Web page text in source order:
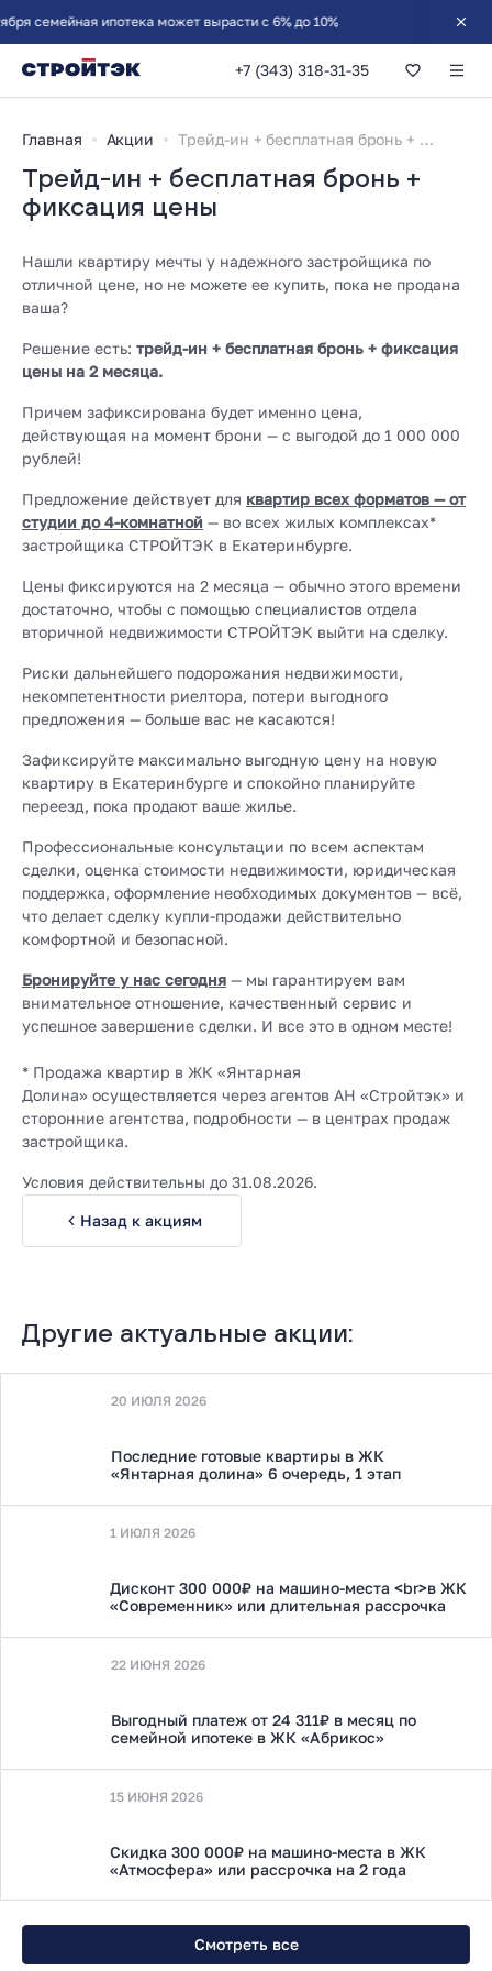
ипотека может вырасти с 6% до 10%
+7 (343) 318-31-35
Главная Акции Трейд-ин + бесплатная бронь + фиксация цены
Трейд-ин + бесплатная бронь +
фиксация цены
Нашли квартиру мечты у надежного застройщика по
отличной цене, но не можете ее купить, пока не продана
ваша?
Решение есть: трейд-ин + бесплатная бронь + фиксация
цены на 2 месяца.
Причем зафиксирована будет именно цена,
действующая на момент брони — с выгодой до 1 000 000
рублей!
Предложение действует для квартир всех форматов — от
студии до 4-комнатной — во всех жилых комплексах*
застройщика СТРОЙТЭК в Екатеринбурге.
Цены фиксируются на 2 месяца — обычно этого времени
достаточно, чтобы с помощью специалистов отдела
вторичной недвижимости СТРОЙТЭК выйти на сделку.
Риски дальнейшего подорожания недвижимости,
некомпетентности риелтора, потери выгодного
предложения — больше вас не касаются!
Зафиксируйте максимально выгодную цену на новую
квартиру в Екатеринбурге и спокойно планируйте
переезд, пока продают ваше жилье.
Профессиональные консультации по всем аспектам
сделки, оценка стоимости недвижимости, юридическая
поддержка, оформление необходимых документов — всё,
что делает сделку купли-продажи действительно
комфортной и безопасной.
Бронируйте у нас сегодня — мы гарантируем вам
внимательное отношение, качественный сервис и
успешное завершение сделки. И все это в одном месте!
* Продажа квартир в ЖК «Янтарная
Долина» осуществляется через агентов АН «Стройтэк» и
сторонние агентства, подробности — в центрах продаж
застройщика.
Условия действительны до 31.08.2026.
Назад к акциям
Другие актуальные акции:
20 ИЮЛЯ 2026
Последние готовые квартиры в ЖК
«Янтарная долина» 6 очередь, 1 этап
1 ИЮЛЯ 2026
Дисконт 300 000₽ на машино-места <br>в ЖК
«Современник» или длительная рассрочка
22 ИЮНЯ 2026
Выгодный платеж от 24 311₽ в месяц по
семейной ипотеке в ЖК «Абрикос»
15 ИЮНЯ 2026
Скидка 300 000₽ на машино-места в ЖК
«Атмосфера» или рассрочка на 2 года
Смотреть все